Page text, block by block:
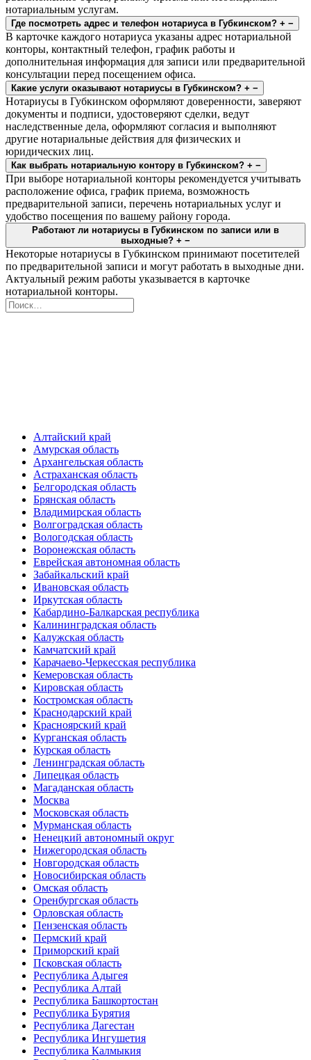
нотариальным услугам.
Где посмотреть адрес и телефон нотариуса в Губкинском? + −
В карточке каждого нотариуса указаны адрес нотариальной
конторы, контактный телефон, график работы и
дополнительная информация для записи или предварительной
консультации перед посещением офиса.
Какие услуги оказывают нотариусы в Губкинском? + −
Нотариусы в Губкинском оформляют доверенности, заверяют
документы и подписи, удостоверяют сделки, ведут
наследственные дела, оформляют согласия и выполняют
другие нотариальные действия для физических и
юридических лиц.
Как выбрать нотариальную контору в Губкинском? + −
При выборе нотариальной конторы рекомендуется учитывать
расположение офиса, график приема, возможность
предварительной записи, перечень нотариальных услуг и
удобство посещения по вашему району города.
Работают ли нотариусы в Губкинском по записи или в
выходные? + −
Некоторые нотариусы в Губкинском принимают посетителей
по предварительной записи и могут работать в выходные дни.
Актуальный режим работы указывается в карточке
нотариальной конторы.
Алтайский край
Амурская область
Архангельская область
Астраханская область
Белгородская область
Брянская область
Владимирская область
Волгоградская область
Вологодская область
Воронежская область
Еврейская автономная область
Забайкальский край
Ивановская область
Иркутская область
Кабардино-Балкарская республика
Калининградская область
Калужская область
Камчатский край
Карачаево-Черкесская республика
Кемеровская область
Кировская область
Костромская область
Краснодарский край
Красноярский край
Курганская область
Курская область
Ленинградская область
Липецкая область
Магаданская область
Москва
Московская область
Мурманская область
Ненецкий автономный округ
Нижегородская область
Новгородская область
Новосибирская область
Омская область
Оренбургская область
Орловская область
Пензенская область
Пермский край
Приморский край
Псковская область
Республика Адыгея
Республика Алтай
Республика Башкортостан
Республика Бурятия
Республика Дагестан
Республика Ингушетия
Республика Калмыкия